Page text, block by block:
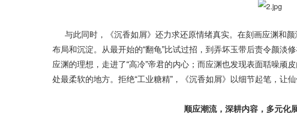
与此同时，《沉香如屑》还力求还原情绪真实。在刻画应渊和
布局和沉淀。从最开始的“翻龟”比试过招，到弄坏玉带后责令颜淡
应渊的理想，走进了“高冷”帝君的内心；而应渊也发现表面聒噪顽
处最柔软的地方。拒绝“工业糖精”，《沉香如屑》以细节起笔，让
顺应潮流，深耕内容，多元化